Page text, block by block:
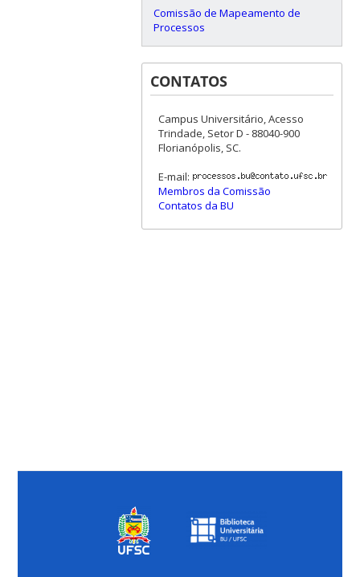
Comissão de Mapeamento de
Processos
CONTATOS
Campus Universitário, Acesso
Trindade, Setor D - 88040-900
Florianópolis, SC.
E-mail:
Membros da Comissão
Contatos da BU